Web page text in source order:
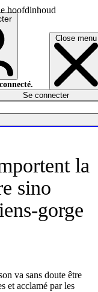
hoofdinhoud
Close menu
Se connecter
la
sino
gorge
va sans doute être
et acclamé par les